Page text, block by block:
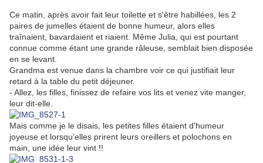
Ce matin, après avoir fait leur toilette et s'être habillées, les 2
paires de jumelles étaient de bonne humeur, alors elles
traînaient, bavardaient et riaient. Même Julia, qui est pourtant
connue comme étant une grande râleuse, semblait bien disposée
en se levant.
Grandma est venue dans la chambre voir ce qui justifiait leur
retard à la table du petit déjeuner.
- Allez, les filles, finissez de refaire vos lits et venez vite manger,
leur dit-elle.
Mais comme je le disais, les petites filles étaient d'humeur
joyeuse et lorsqu'elles prirent leurs oreillers et polochons en
main, une idée leur vint !!